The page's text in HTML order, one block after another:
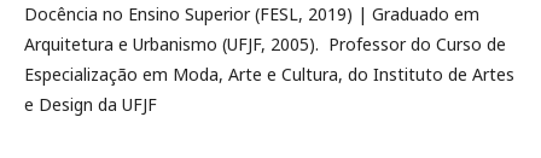
Docência no Ensino Superior (FESL, 2019) | Graduado em
Arquitetura e Urbanismo (UFJF, 2005). Professor do Curso de
Especialização em Moda, Arte e Cultura, do Instituto de Artes
e Design da UFJF